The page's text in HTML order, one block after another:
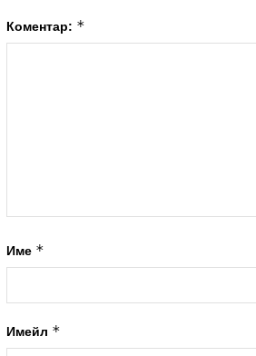
Коментар: *
Име *
Имейл *